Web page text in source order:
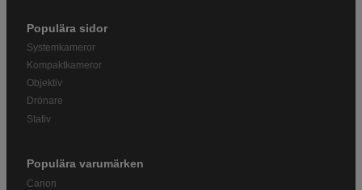
Populära sidor
Systemkameror
Kompaktkameror
Objektiv
Drönare
Stativ
Populära varumärken
Canon